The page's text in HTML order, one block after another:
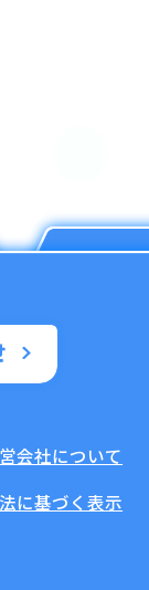
会社について
に基づく表示